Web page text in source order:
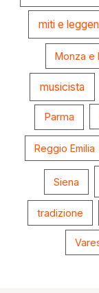
miti e
Monza e
musicista
Parma
Reggio Emilia
Siena
tradizione